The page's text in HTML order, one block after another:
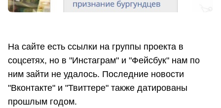
На сайте есть ссылки на группы проекта в
соцсетях, но в "Инстаграм" и "Фейсбук" нам по
ним зайти не удалось. Последние новости
"Вконтакте" и "Твиттере" также датированы
прошлым годом.